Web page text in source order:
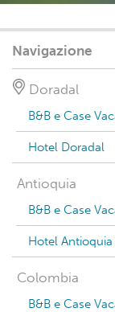
Navigazione
Doradal
B&B e Case
Hotel Doradal
Antioquia
B&B e Case
Hotel Antioquia
Colombia
B&B e Case